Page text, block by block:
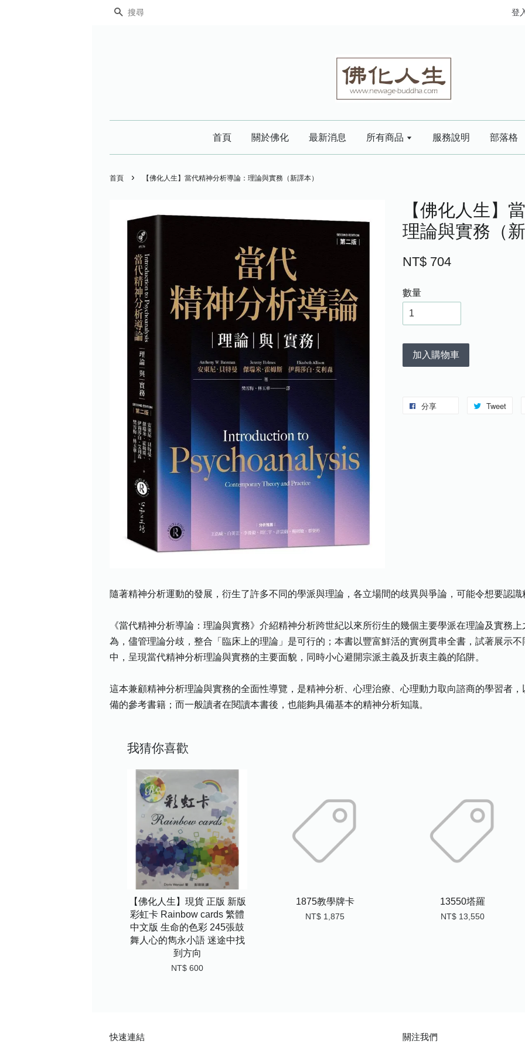
搜尋 登
首頁 關於佛化 最新消息 所有商品 服務說明 部落格
首頁 › 【佛化人生】當代精神分析導論：理論與實務（新譯本）
【佛化人生】
理論與實務（新
NT$ 704
數量
加入購物車
分享 Tweet
隨著精神分析運動的發展，衍生了許多不同的學派與理論，各立場間的歧異與爭論，可能令想要認識
《當代精神分析導論：理論與實務》介紹精神分析跨世紀以來所衍生的幾個主要學派在理論及實務
為，儘管理論分歧，整合「臨床上的理論」是可行的；本書以豐富鮮活的實例貫串全書，試著展示
中，呈現當代精神分析理論與實務的主要面貌，同時小心避開宗派主義及折衷主義的陷阱。
這本兼顧精神分析理論與實務的全面性導覽，是精神分析、心理治療、心理動力取向諮商的學習者
備的參考書籍；而一般讀者在閱讀本書後，也能夠具備基本的精神分析知識。
我猜你喜歡
【佛化人生】現貨 正版 新版
彩虹卡 Rainbow cards 繁體
中文版 生命的色彩 245張鼓
舞人心的雋永小語 迷途中找
到方向
NT$ 600
1875教學牌卡
NT$ 1,875
13550塔羅
NT$ 13,550
快速連結 關注我們